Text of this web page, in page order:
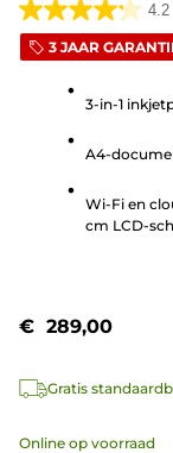
4.2
4.2
van
sterren.
beoordelingen
3 JAAR
3-in-1
A4-
Wi-Fi en
cm LCD-
€ 289,00
Gratis
Online op voorraad